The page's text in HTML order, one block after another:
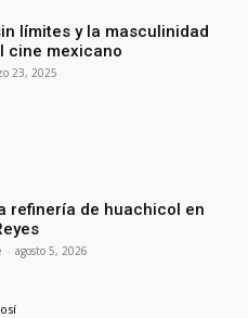
límites y la masculinidad
cine mexicano
23, 2025
refinería de huachicol en
- agosto 5, 2026